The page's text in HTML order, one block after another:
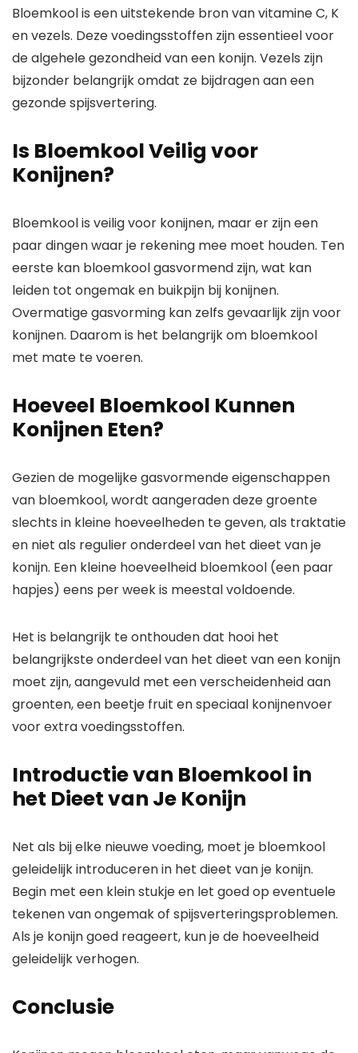
Bloemkool is een uitstekende bron van vitamine C, K
en vezels. Deze voedingsstoffen zijn essentieel voor
de algehele gezondheid van een konijn. Vezels zijn
bijzonder belangrijk omdat ze bijdragen aan een
gezonde spijsvertering.
Is Bloemkool Veilig voor
Konijnen?
Bloemkool is veilig voor konijnen, maar er zijn een
paar dingen waar je rekening mee moet houden. Ten
eerste kan bloemkool gasvormend zijn, wat kan
leiden tot ongemak en buikpijn bij konijnen.
Overmatige gasvorming kan zelfs gevaarlijk zijn voor
konijnen. Daarom is het belangrijk om bloemkool
met mate te voeren.
Hoeveel Bloemkool Kunnen
Konijnen Eten?
Gezien de mogelijke gasvormende eigenschappen
van bloemkool, wordt aangeraden deze groente
slechts in kleine hoeveelheden te geven, als traktatie
en niet als regulier onderdeel van het dieet van je
konijn. Een kleine hoeveelheid bloemkool (een paar
hapjes) eens per week is meestal voldoende.
Het is belangrijk te onthouden dat hooi het
belangrijkste onderdeel van het dieet van een konijn
moet zijn, aangevuld met een verscheidenheid aan
groenten, een beetje fruit en speciaal konijnenvoer
voor extra voedingsstoffen.
Introductie van Bloemkool in
het Dieet van Je Konijn
Net als bij elke nieuwe voeding, moet je bloemkool
geleidelijk introduceren in het dieet van je konijn.
Begin met een klein stukje en let goed op eventuele
tekenen van ongemak of spijsverteringsproblemen.
Als je konijn goed reageert, kun je de hoeveelheid
geleidelijk verhogen.
Conclusie